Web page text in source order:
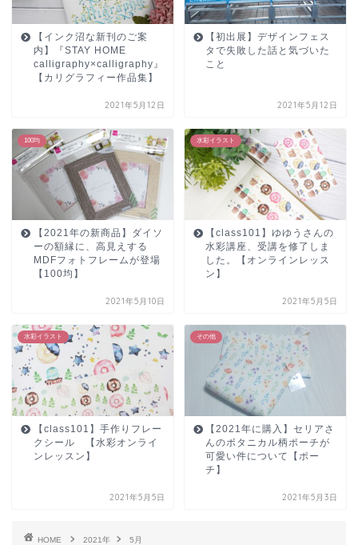
【インク沼な新刊のご案
内】『STAY HOME
calligraphy×calligraphy』
【カリグラフィー作品集】
2021年5月12日
【初出展】デザインフェス
タで失敗した話と気づいた
こと
2021年5月12日
100均
【2021年の新商品】ダイソ
ーの額縁に、高見えする
MDFフォトフレームが登場
【100均】
2021年5月10日
水彩イラスト
【class101】ゆゆうさんの
水彩講座、受講を修了しま
した。【オンラインレッス
ン】
2021年5月5日
水彩イラスト
【class101】手作りフレー
クシール 【水彩オンライ
ンレッスン】
2021年5月5日
その他
【2021年に購入】セリアさ
んのボタニカル柄ポーチが
可愛い件について【ポー
チ】
2021年5月3日
HOME 2021年 5月